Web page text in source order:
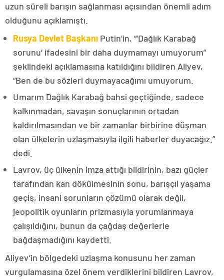
uzun süreli barışın sağlanması açısından önemli adım
olduğunu açıklamıştı.
Rusya Devlet Başkanı Putin’in, “‘Dağlık Karabağ
sorunu’ ifadesini bir daha duymamayı umuyorum”
şeklindeki açıklamasına katıldığını bildiren Aliyev,
“Ben de bu sözleri duymayacağımı umuyorum.
Umarım Dağlık Karabağ bahsi geçtiğinde, sadece
kalkınmadan, savaşın sonuçlarının ortadan
kaldırılmasından ve bir zamanlar birbirine düşman
olan ülkelerin uzlaşmasıyla ilgili haberler duyacağız.”
dedi.
Lavrov, üç ülkenin imza attığı bildirinin, bazı güçler
tarafından kan dökülmesinin sonu, barışçıl yaşama
geçiş, insani sorunların çözümü olarak değil,
jeopolitik oyunların prizmasıyla yorumlanmaya
çalışıldığını, bunun da çağdaş değerlerle
bağdaşmadığını kaydetti.
Aliyev’in bölgedeki uzlaşma konusunu her zaman
vurgulamasına özel önem verdiklerini bildiren Lavrov,